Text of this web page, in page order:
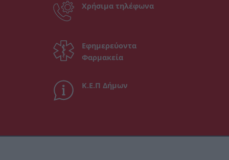
Χρήσιμα τηλέφωνα
Εφημερεύοντα
Φαρμακεία
Κ.Ε.Π Δήμων